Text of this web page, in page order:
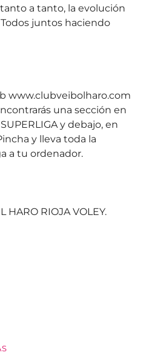
a tanto, la evolución
juntos haciendo
www.clubveibolharo.com
una sección en
y debajo, en
y lleva toda la
a tu ordenador.
HARO RIOJA VOLEY.